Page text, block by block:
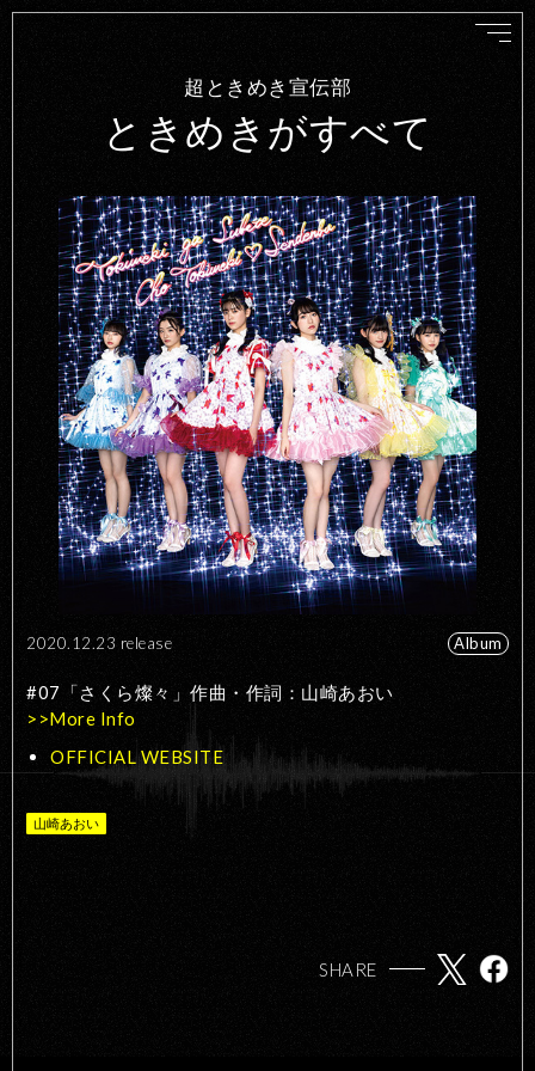
超ときめき宣伝部
ときめきがすべて
2020.12.23 release Album
#07「さくら燦々」作曲・作詞：山崎あおい
>>More Info
OFFICIAL WEBSITE
山崎あおい
SHARE